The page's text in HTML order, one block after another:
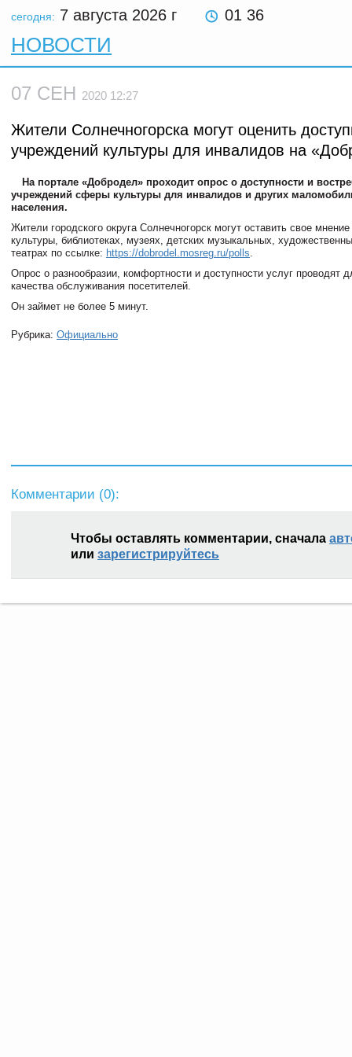
сегодня: 7 августа 2026 г 01 36
НОВОСТИ
07 СЕН 2020 12:27
Жители Солнечногорска могут оценить
учреждений культуры для инвалидов на
На портале «Добродел» проходит опрос о доступности и
учреждений сферы культуры для инвалидов и других
населения.
Жители городского округа Солнечногорск могут оставить свое
культуры, библиотеках, музеях, детских музыкальных,
театрах по ссылке: https://dobrodel.mosreg.ru/polls.
Опрос о разнообразии, комфортности и доступности услуг проводят
качества обслуживания посетителей.
Он займет не более 5 минут.
Рубрика: Официально
Комментарии (0):
Чтобы оставлять комментарии, сначала
или зарегистрируйтесь